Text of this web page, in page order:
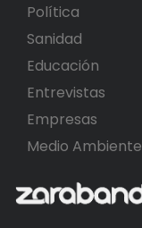
Política
Sanidad
Educación
Entrevistas
Empresas
Medio Ambiente